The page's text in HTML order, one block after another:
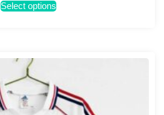
Select options